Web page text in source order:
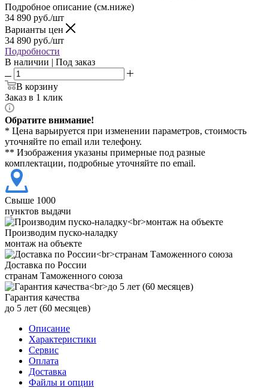
Подробное описание (см.ниже)
34 890 руб./шт
Варианты цен
34 890 руб./шт
Подробности
В наличии | Под заказ
В корзину
Заказ в 1 клик
Обратите внимание!
* Цена варьируется при изменении параметров, стоимость
уточняйте по email или телефону.
** Изображения указаны примерные под разные
комплектации, подробные уточняйте по email.
Свыше 1000
пунктов выдачи
Производим пуско-наладку
монтаж на объекте
Доставка по России
странам Таможенного союза
Гарантия качества
до 5 лет (60 месяцев)
Описание
Характеристики
Сервис
Оплата
Доставка
Файлы и опции